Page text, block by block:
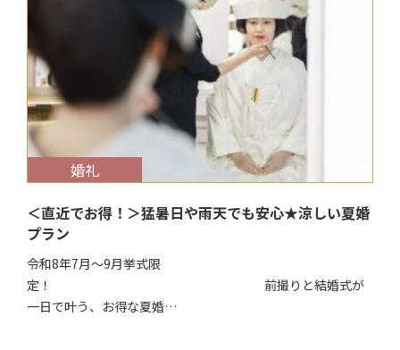
$target_date
婚礼
＜直近でお得！＞猛暑日や雨天でも安心★涼しい夏婚
プラン
令和8年7月～9月挙式限
定！ 前撮りと結婚式が
一日で叶う、お得な夏婚…